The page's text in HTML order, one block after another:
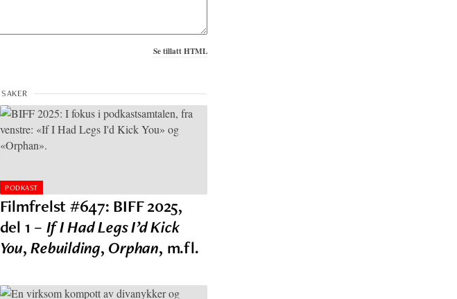
Se tillatt HTML
PODKAST
Filmfrelst #647: BIFF 2025,
del 1 – If I Had Legs I’d Kick
You,Rebuilding, Orphan, m.fl.